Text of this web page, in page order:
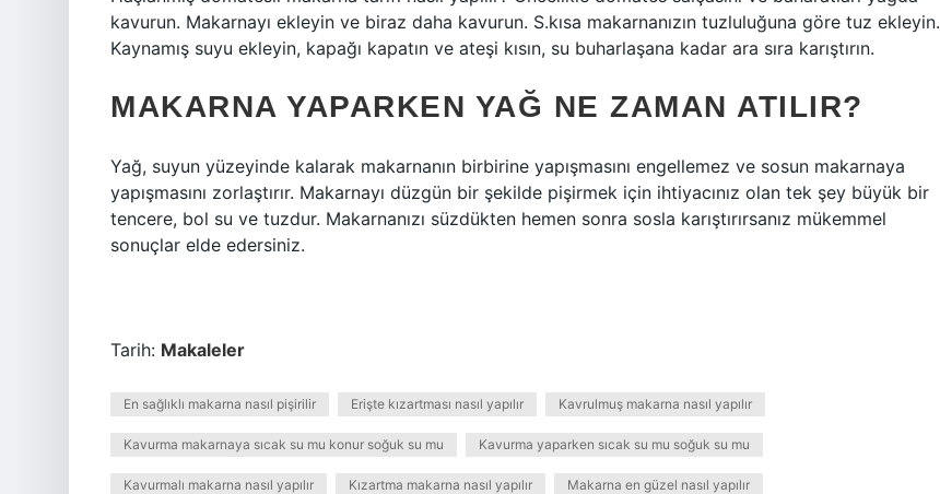
kavurun. Makarnayı ekleyin ve biraz daha kavurun. S.kısa makarnanızın tuzluluğuna göre tuz ekleyin.
Kaynamış suyu ekleyin, kapağı kapatın ve ateşi kısın, su buharlaşana kadar ara sıra karıştırın.
MAKARNA YAPARKEN YAĞ NE ZAMAN ATILIR?
Yağ, suyun yüzeyinde kalarak makarnanın birbirine yapışmasını engellemez ve sosun makarnaya
yapışmasını zorlaştırır. Makarnayı düzgün bir şekilde pişirmek için ihtiyacınız olan tek şey büyük bir
tencere, bol su ve tuzdur. Makarnanızı süzdükten hemen sonra sosla karıştırırsanız mükemmel
sonuçlar elde edersiniz.
Tarih: Makaleler
En sağlıklı makarna nasıl pişirilir Erişte kızartması nasıl yapılır Kavrulmuş makarna nasıl yapılır
Kavurma makarnaya sıcak su mu konur soğuk su mu Kavurma yaparken sıcak su mu soğuk su mu
Kavurmalı makarna nasıl yapılır Kızartma makarna nasıl yapılır Makarna en güzel nasıl yapılır